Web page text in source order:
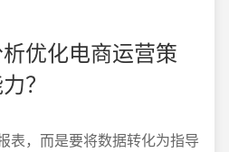
优化电商运营策
？
表，而是要将数据转化为指导